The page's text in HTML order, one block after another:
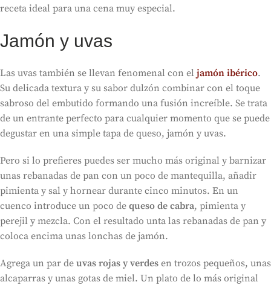
receta ideal para una cena muy especial.
Jamón y uvas
Las uvas también se llevan fenomenal con el jamón ibérico.
Su delicada textura y su sabor dulzón combinar con el toque
sabroso del embutido formando una fusión increíble. Se trata
de un entrante perfecto para cualquier momento que se puede
degustar en una simple tapa de queso, jamón y uvas.
Pero si lo prefieres puedes ser mucho más original y barnizar
unas rebanadas de pan con un poco de mantequilla, añadir
pimienta y sal y hornear durante cinco minutos. En un
cuenco introduce un poco de queso de cabra, pimienta y
perejil y mezcla. Con el resultado unta las rebanadas de pan y
coloca encima unas lonchas de jamón.
Agrega un par de uvas rojas y verdes en trozos pequeños, unas
alcaparras y unas gotas de miel. Un plato de lo más original